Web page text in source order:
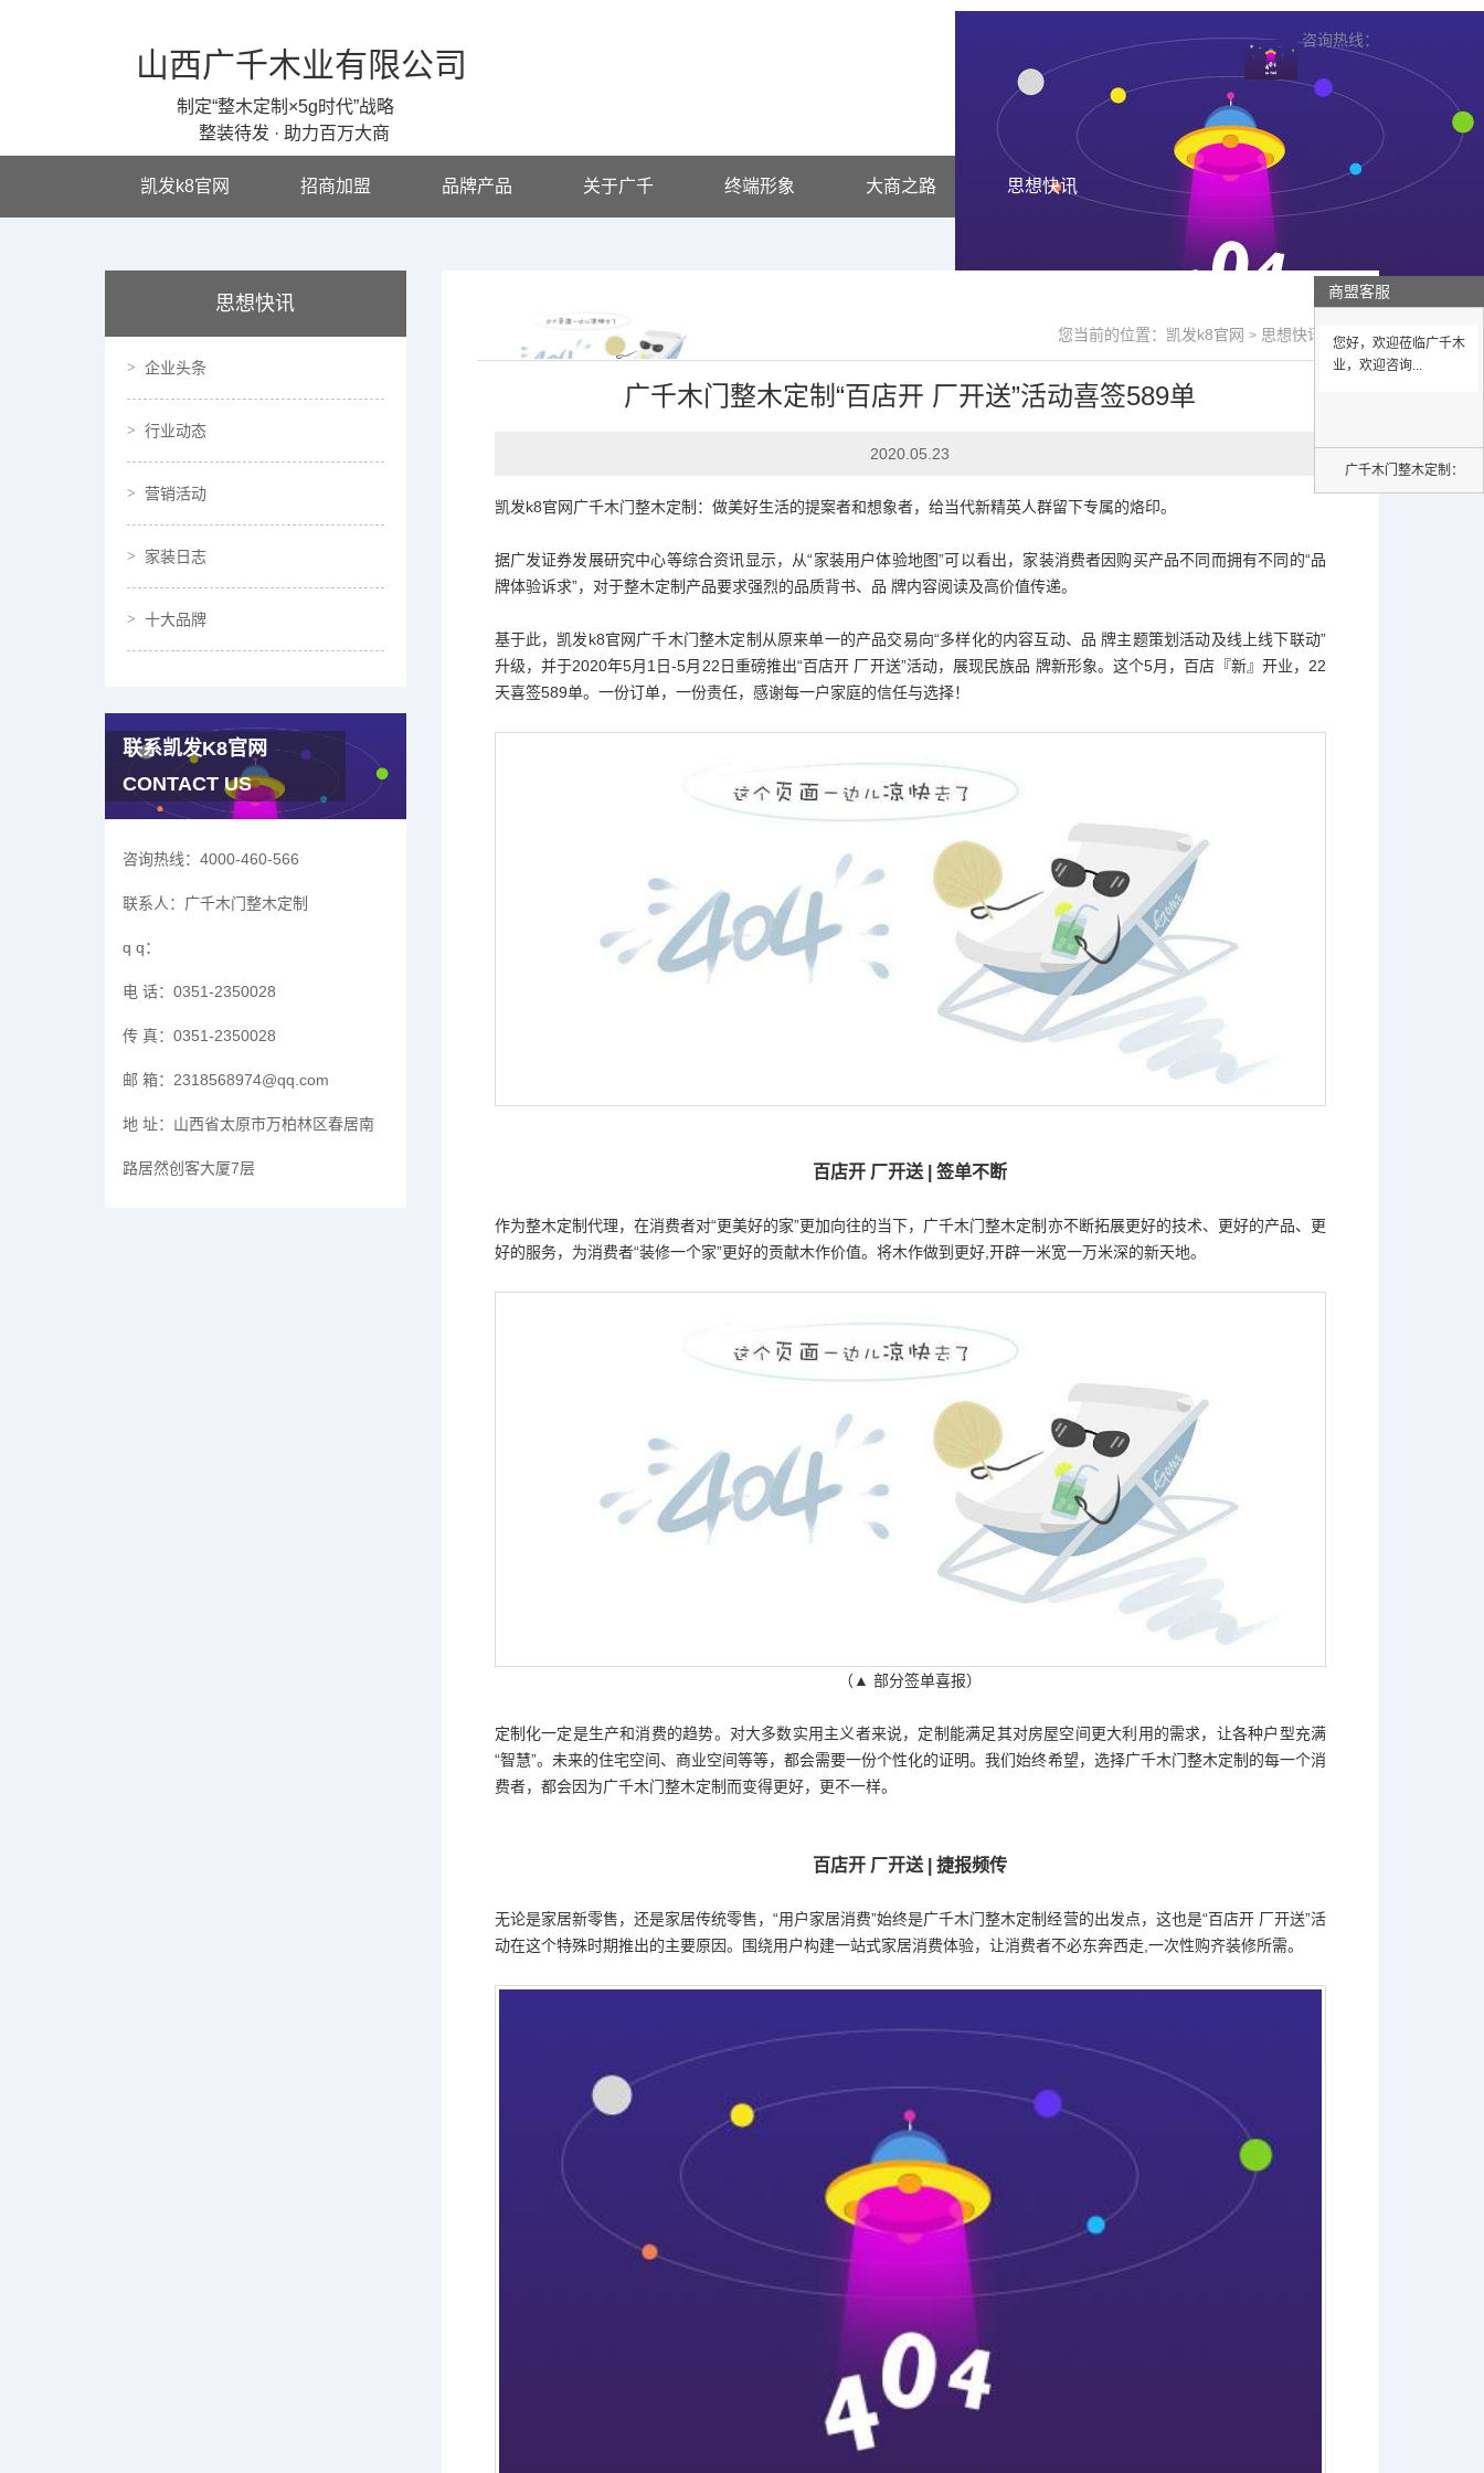
山西广千木业有限公司
制定“整木定制×5g时代”战略
整装待发 · 助力百万大商
咨询热线：
凯发k8官网 招商加盟 品牌产品 关于广千 终端形象 大商之路 思想快讯
思想快讯
企业头条
行业动态
营销活动
家装日志
十大品牌
联系凯发K8官网
CONTACT US
咨询热线： 4000-460-566
联系人： 广千木门整木定制
q q：
电 话： 0351-2350028
传 真： 0351-2350028
邮 箱： 2318568974@qq.com
地 址： 山西省太原市万柏林区春居南
路居然创客大厦7层
您当前的位置： 凯发k8官网 > 思想快讯 >
广千木门整木定制“百店开 厂开送”活动喜签589单
2020.05.23
凯发k8官网广千木门整木定制： 做美好生活的提案者和想象者，给当代新精英人群留下专属的烙印。
据广发证券发展研究中心等综合资讯显示，从“家装用户体验地图”可以看出，家装消费者因购买产品不同而拥有不同的“品
牌体验诉求”，对于整木定制产品要求强烈的品质背书、品 牌内容阅读及高价值传递。
基于此， 凯发k8官网广千木门整木定制从原来单一的产品交易向“多样化的内容互动、品 牌主题策划活动及线上线下联动”
升级，并于2020年5月1日-5月22日重磅推出“百店开 厂开送”活动，展现民族品 牌新形象。这个5月，百店『新』开业，22
天喜签589单。一份订单，一份责任，感谢每一户家庭的信任与选择！
百店开 厂开送 | 签单不断
作为整木定制代理，在消费者对“更美好的家”更加向往的当下，广千木门整木定制亦不断拓展更好的技术、更好的产品、更
好的服务，为消费者“装修一个家”更好的贡献木作价值。将木作做到更好,开辟一米宽一万米深的新天地。
（▲ 部分签单喜报）
定制化一定是生产和消费的趋势。对大多数实用主义者来说，定制能满足其对房屋空间更大利用的需求，让各种户型充满
“智慧”。未来的住宅空间、商业空间等等，都会需要一份个性化的证明。我们始终希望，选择广千木门整木定制的每一个消
费者，都会因为广千木门整木定制而变得更好，更不一样。
百店开 厂开送 | 捷报频传
无论是家居新零售，还是家居传统零售，“用户家居消费”始终是广千木门整木定制经营的出发点，这也是“百店开 厂开送”活
动在这个特殊时期推出的主要原因。围绕用户构建一站式家居消费体验，让消费者不必东奔西走,一次性购齐装修所需。
商盟客服
您好，欢迎莅临广千木
业，欢迎咨询...
广千木门整木定制：